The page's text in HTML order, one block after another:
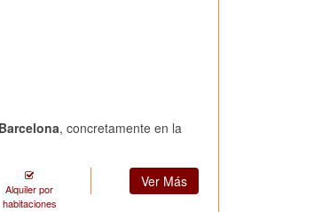
, concretamente en la
Alquiler por
habitaciones
Ver Más